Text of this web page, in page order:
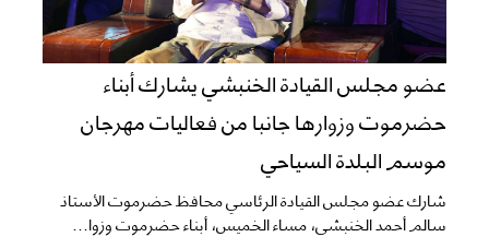
عضو مجلس القيادة الخنبشي يشارك أبناء
حضرموت وزوارها جانبا من فعاليات مهرجان
موسم البلدة السياحي
شارك عضو مجلس القيادة الرئاسي محافظ حضرموت الأستاذ
سالم أحمد الخنبشي، مساء الخميس، أبناء حضرموت وزوا...